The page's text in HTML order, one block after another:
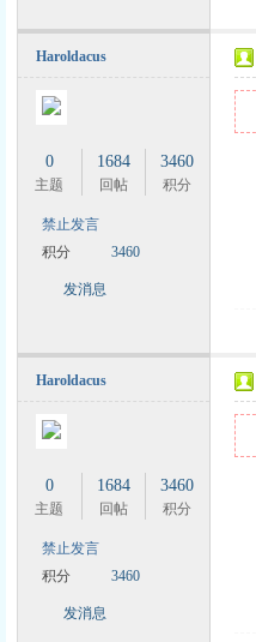
Haroldacus
0
主题
1684
回帖
3460
积分
禁止发言
积分
3460
发消息
Haroldacus
0
主题
1684
回帖
3460
积分
禁止发言
积分
3460
发消息